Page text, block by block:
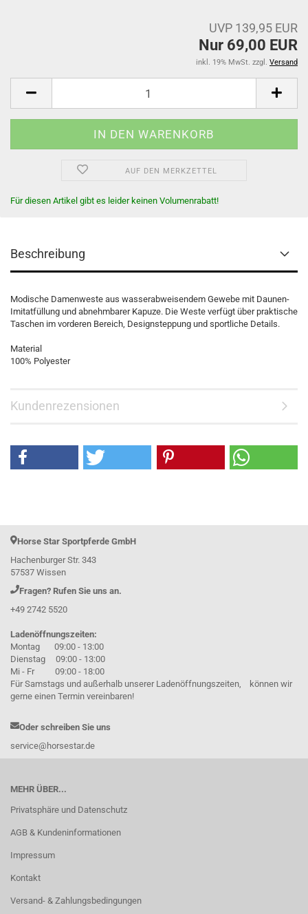
UVP 139,95 EUR
Nur 69,00 EUR
inkl. 19% MwSt. zzgl. Versand
AUF DEN MERKZETTEL
Für diesen Artikel gibt es leider keinen Volumenrabatt!
Beschreibung
Modische Damenweste aus wasserabweisendem Gewebe mit Daunen-
Imitatfüllung und abnehmbarer Kapuze. Die Weste verfügt über praktische
Taschen im vorderen Bereich, Designsteppung und sportliche Details.
Material
100% Polyester
Kundenrezensionen
Horse Star Sportpferde GmbH
Hachenburger Str. 343
57537 Wissen
Fragen? Rufen Sie uns an.
+49 2742 5520
Ladenöffnungszeiten:
Montag 09:00 - 13:00
Dienstag 09:00 - 13:00
Mi - Fr 09:00 - 18:00
Für Samstags und außerhalb unserer Ladenöffnungszeiten, können wir
gerne einen Termin vereinbaren!
Oder schreiben Sie uns
service@horsestar.de
MEHR ÜBER...
Privatsphäre und Datenschutz
AGB & Kundeninformationen
Impressum
Kontakt
Versand- & Zahlungsbedingungen